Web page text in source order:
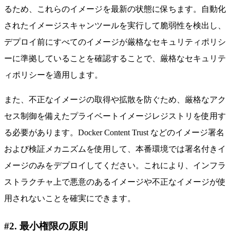
るため、これらのイメージを最新の状態に保ちます。自動化
されたイメージスキャンツールを実行して脆弱性を検出し、
デプロイ前にすべてのイメージが厳格なセキュリティポリシ
ーに準拠していることを確認することで、厳格なセキュリテ
ィポリシーを適用します。
また、不正なイメージの取得や拡散を防ぐため、厳格なアク
セス制御を備えたプライベートイメージレジストリを使用す
る必要があります。Docker Content Trust などのイメージ署名
および検証メカニズムを使用して、本番環境では署名付きイ
メージのみをデプロイしてください。これにより、インフラ
ストラクチャ上で悪意のあるイメージや不正なイメージが使
用されないことを確実にできます。
#2. 最小権限の原則